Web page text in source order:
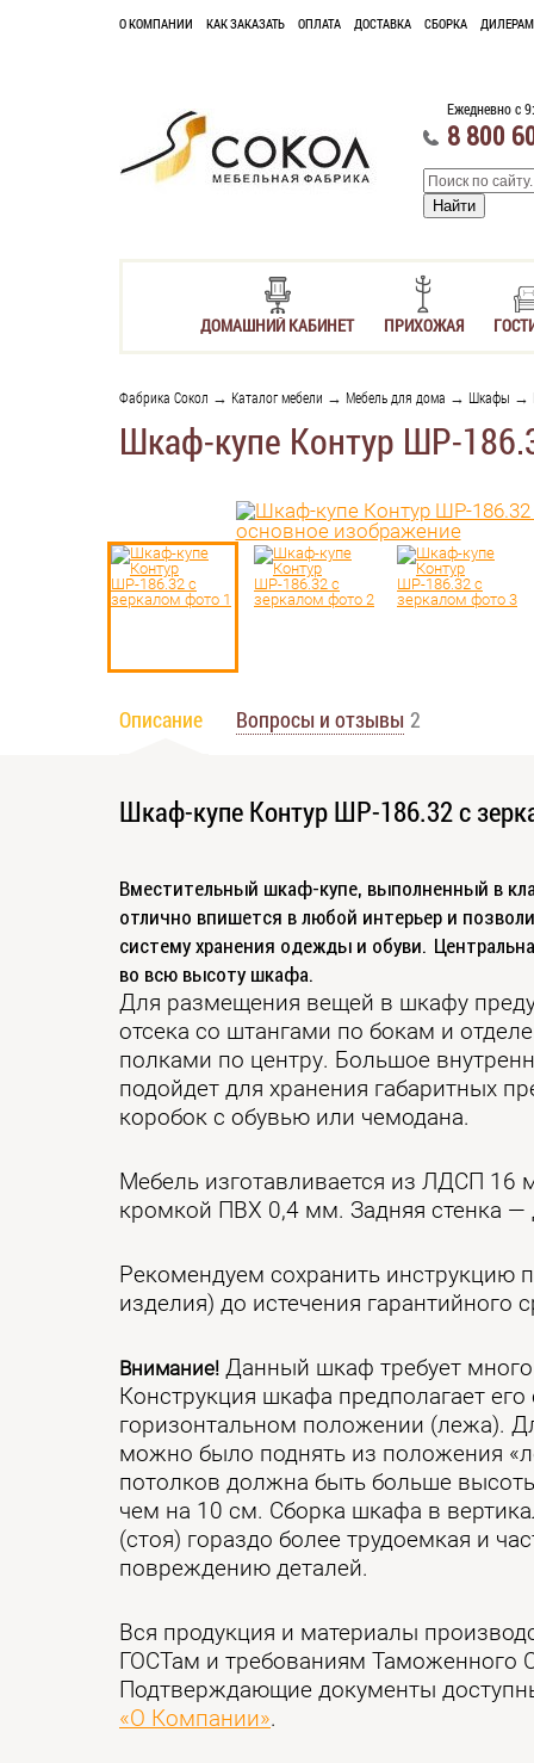
О КОМПАНИИ КАК ЗАКАЗАТЬ ОПЛАТА ДОСТАВКА СБОРКА ДИЛЕРАМ
Ежедневно с
8 800
ДОМАШНИЙ КАБИНЕТ ПРИХОЖАЯ
Фабрика Сокол → Каталог мебели → Мебель для дома → Шкафы →
Шкаф-купе Контур ШР-
Описание Вопросы и отзывы 2
Шкаф-купе Контур ШР-186.32 с
Вместительный шкаф-купе, выполненный в
отлично впишется в любой интерьер и
систему хранения одежды и обуви.
во всю высоту шкафа.
Для размещения вещей в шкафу
отсека со штангами по бокам и
полками по центру. Большое
подойдет для хранения габаритных
коробок с обувью или чемодана.
Мебель изготавливается из ЛДСП 16
кромкой ПВХ 0,4 мм. Задняя стенка —
Рекомендуем сохранить инструкцию
изделия) до истечения гарантийного
Внимание! Данный шкаф требует
Конструкция шкафа предполагает его
горизонтальном положении (лежа).
можно было поднять из положения
потолков должна быть больше
чем на 10 см. Сборка шкафа в
(стоя) гораздо более трудоемкая и
повреждению деталей.
Вся продукция и материалы
ГОСТам и требованиям Таможенного
Подтверждающие документы
«О Компании».